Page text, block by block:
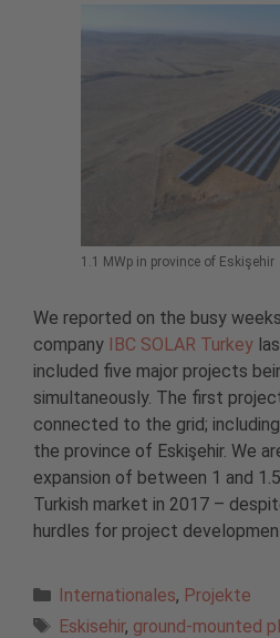
1.1 MWp in province of Eskişehir
We reported on the busy
company IBC SOLAR Turkey
included five major projects
simultaneously. The first
connected to the grid;
the province of Eskişehir. We
expansion of between 1 and
Turkish market in 2017 –
hurdles for project
Kategorien
Internationales, Projekte
Schlagwörter
Eskisehir, ground-mounted